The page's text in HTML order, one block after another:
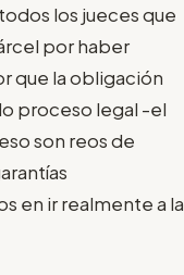
los jueces que
por haber
que la obligación
proceso legal -el
son reos de
en ir realmente a la